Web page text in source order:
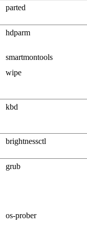
parted
hdparm
smartmontools
wipe
kbd
brightnessctl
grub
os-prober